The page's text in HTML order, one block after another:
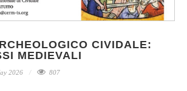
CIVIDALE:
MEDIEVALI
2026 807